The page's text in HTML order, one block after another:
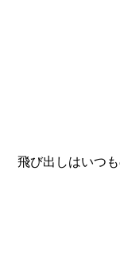
飛び出しはいつ